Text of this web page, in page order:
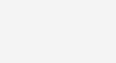
und eine Abmeldung ist
Umgang mit Daten finden Sie